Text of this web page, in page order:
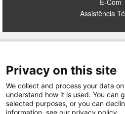
E-Com
Assistência
POLÍTICA DE
INCIDENTES
LEGRAND
GRUPO LEGRAND
Privacy on this site
We collect and process your data
understand how it is used. You can
selected purposes, or you can
information, see our privacy policy.